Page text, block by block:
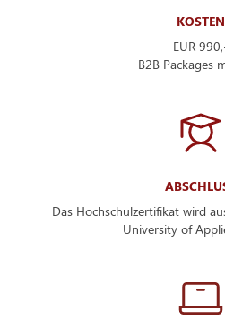
KOSTEN
EUR
B2B Packages
Das Hochschulzertifikat wird
University of